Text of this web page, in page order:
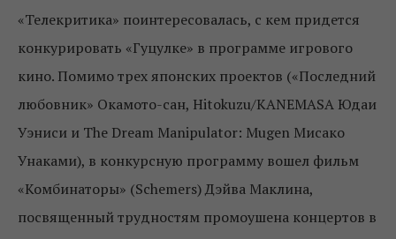
«Телекритика» поинтересовалась, с кем придется
конкурировать «Гуцулке» в программе игрового
кино. Помимо трех японских проектов («Последний
любовник» Окамото-сан, Hitokuzu/KANEMASA Юдаи
Уэниси и The Dream Manipulator: Mugen Мисако
Унаками), в конкурсную программу вошел фильм
«Комбинаторы» (Schemers) Дэйва Маклина,
посвященный трудностям промоушена концертов в